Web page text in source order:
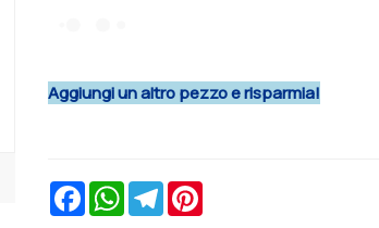
Aggiungi un altro pezzo e risparmia!
FacebookWhatsAppTelegram